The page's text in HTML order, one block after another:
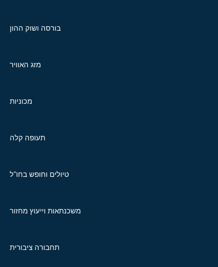
בורסה ושוק ההון
מזג האוויר
מכוניות
תעופה קלה
טיולים וחופש בחו"ל
משכנתאות וייעוץ מחזור
תחבורה ציבורית